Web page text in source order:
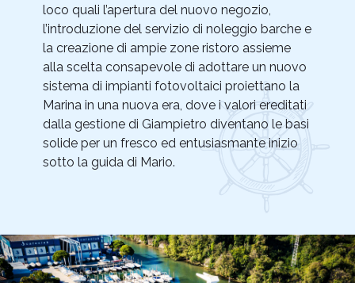
loco quali l’apertura del nuovo negozio,
l’introduzione del servizio di noleggio barche e
la creazione di ampie zone ristoro assieme
alla scelta consapevole di adottare un nuovo
sistema di impianti fotovoltaici proiettano la
Marina in una nuova era, dove i valori ereditati
dalla gestione di Giampietro diventano le basi
solide per un fresco ed entusiasmante inizio
sotto la guida di Mario.